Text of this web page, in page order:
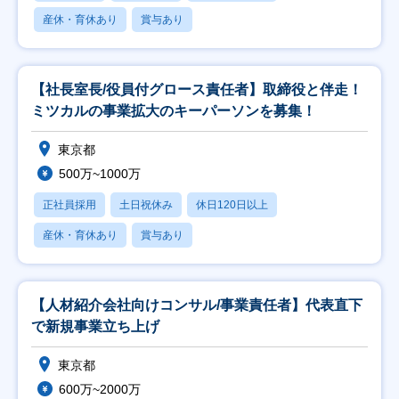
産休・育休あり 賞与あり
【社長室長/役員付グロース責任者】取締役と伴走！
ミツカルの事業拡大のキーパーソンを募集！
東京都
500万~1000万
正社員採用 土日祝休み 休日120日以上
産休・育休あり 賞与あり
【人材紹介会社向けコンサル/事業責任者】代表直下
で新規事業立ち上げ
東京都
600万~2000万